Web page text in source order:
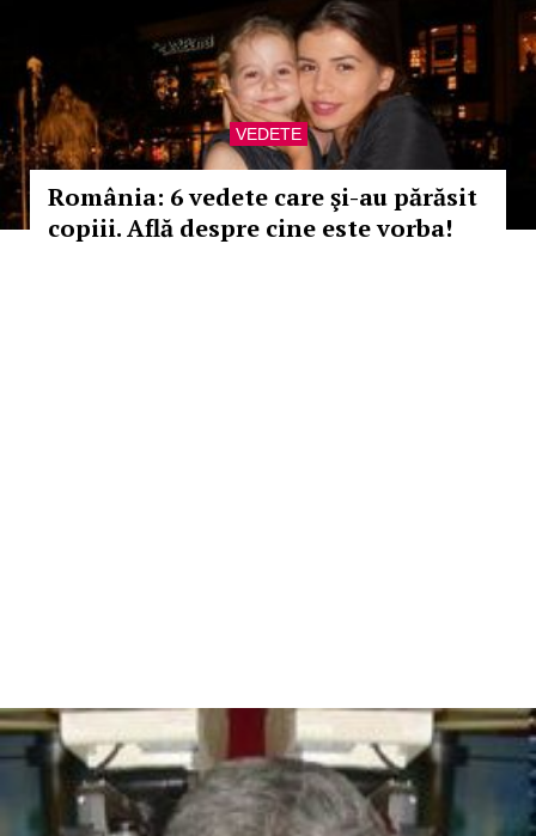
VEDETE
România: 6 vedete care şi-au părăsit
copiii. Află despre cine este vorba!